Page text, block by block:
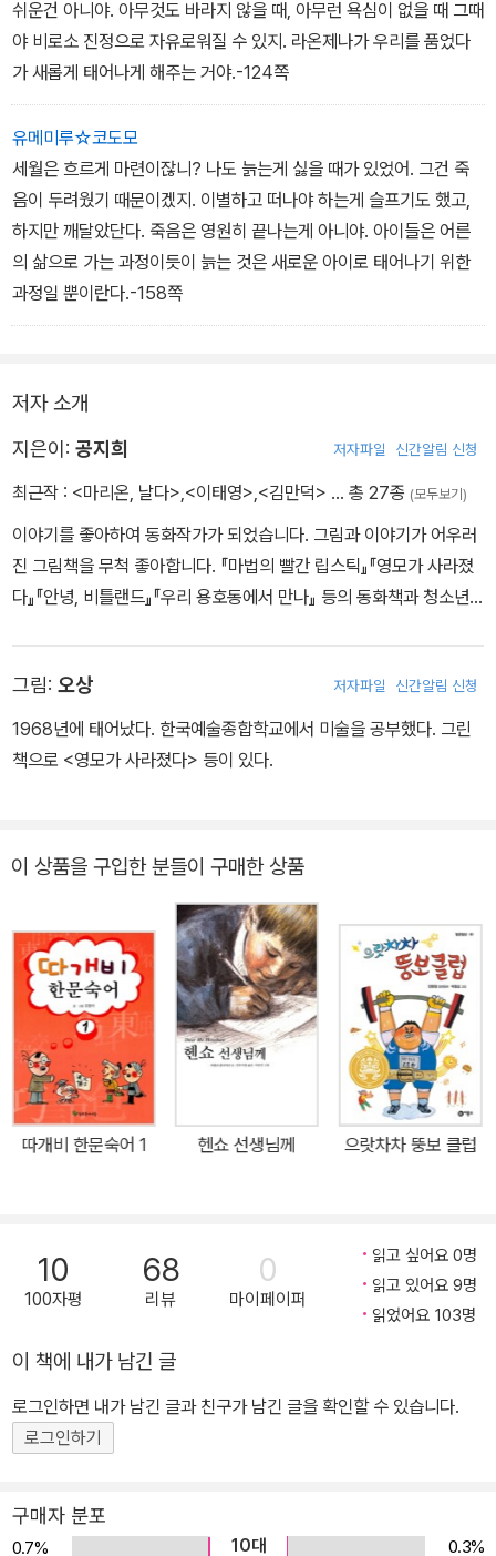
쉬운건 아니야. 아무것도 바라지 않을 때, 아무런 욕심이 없을 때 그때
야 비로소 진정으로 자유로워질 수 있지. 라온제나가 우리를 품었다
가 새롭게 태어나게 해주는 거야.-124쪽
유메미루☆코도모
세월은 흐르게 마련이잖니? 나도 늙는게 싫을 때가 있었어. 그건 죽
음이 두려웠기 때문이겠지. 이별하고 떠나야 하는게 슬프기도 했고,
하지만 깨달았단다. 죽음은 영원히 끝나는게 아니야. 아이들은 어른
의 삶으로 가는 과정이듯이 늙는 것은 새로운 아이로 태어나기 위한
과정일 뿐이란다.-158쪽
저자 소개
지은이: 공지희 저자파일 신간알림 신청
최근작 : <마리온, 날다>,<이태영>,<김만덕> … 총 27종 (모두보기)
이야기를 좋아하여 동화작가가 되었습니다. 그림과 이야기가 어우러
진 그림책을 무척 좋아합니다. 『마법의 빨간 립스틱』『영모가 사라졌
다』『안녕, 비틀랜드』『우리 용호동에서 만나』 등의 동화책과 청소년
그림: 오상 저자파일 신간알림 신청
1968년에 태어났다. 한국예술종합학교에서 미술을 공부했다. 그린
책으로 <영모가 사라졌다> 등이 있다.
이 상품을 구입한 분들이 구매한 상품
따개비 한문숙어 1 헨쇼 선생님께 으랏차차 뚱보 클럽
10
100자평
68
리뷰
0
마이페이퍼
읽고 싶어요 0명
읽고 있어요 9명
읽었어요 103명
이 책에 내가 남긴 글
로그인하면 내가 남긴 글과 친구가 남긴 글을 확인할 수 있습니다.
로그인하기
구매자 분포
0.7% 10대 0.3%